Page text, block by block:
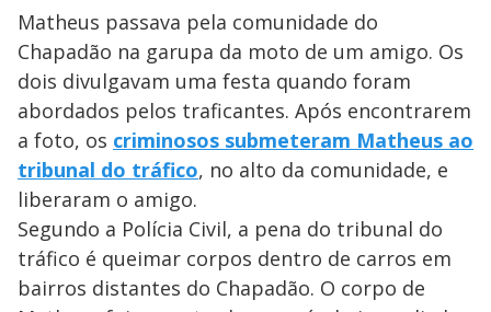
Matheus passava pela comunidade do
Chapadão na garupa da moto de um amigo. Os
dois divulgavam uma festa quando foram
abordados pelos traficantes. Após encontrarem
a foto, os criminosos submeteram Matheus ao
tribunal do tráfico, no alto da comunidade, e
liberaram o amigo.
Segundo a Polícia Civil, a pena do tribunal do
tráfico é queimar corpos dentro de carros em
bairros distantes do Chapadão. O corpo de